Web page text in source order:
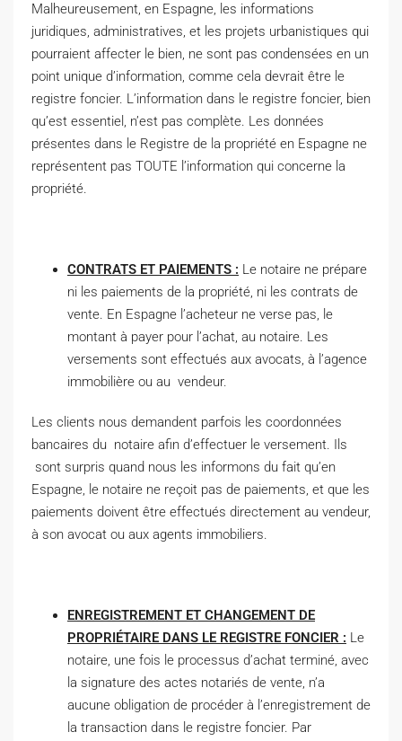
Malheureusement, en Espagne, les informations
juridiques, administratives, et les projets urbanistiques qui
pourraient affecter le bien, ne sont pas condensées en un
point unique d’information, comme cela devrait être le
registre foncier. L’information dans le registre foncier, bien
qu’est essentiel, n’est pas complète. Les données
présentes dans le Registre de la propriété en Espagne ne
représentent pas TOUTE l’information qui concerne la
propriété.
CONTRATS ET PAIEMENTS : Le notaire ne prépare
ni les paiements de la propriété, ni les contrats de
vente. En Espagne l’acheteur ne verse pas, le
montant à payer pour l’achat, au notaire. Les
versements sont effectués aux avocats, à l’agence
immobilière ou au vendeur.
Les clients nous demandent parfois les coordonnées
bancaires du notaire afin d’effectuer le versement. Ils
sont surpris quand nous les informons du fait qu’en
Espagne, le notaire ne reçoit pas de paiements, et que les
paiements doivent être effectués directement au vendeur,
à son avocat ou aux agents immobiliers.
ENREGISTREMENT ET CHANGEMENT DE
PROPRIÉTAIRE DANS LE REGISTRE FONCIER : Le
notaire, une fois le processus d’achat terminé, avec
la signature des actes notariés de vente, n’a
aucune obligation de procéder à l’enregistrement de
la transaction dans le registre foncier. Par